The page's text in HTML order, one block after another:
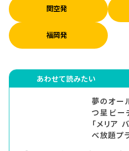
関空発
福岡発
あわせて読みたい
夢のオー
つ星ビー
「メリア
べ放題プ